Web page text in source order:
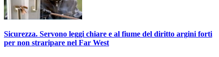
Sicurezza. Servono leggi chiare e al fiume del diritto argini forti
per non straripare nel Far West